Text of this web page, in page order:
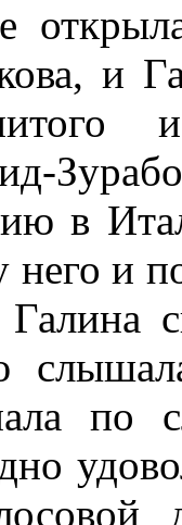
и
в
него и
Галина
по